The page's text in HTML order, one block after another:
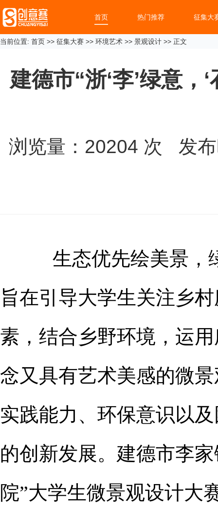
首页 热门推荐 征集大
当前位置: 首页 >> 征集大赛 >> 环境艺术 >> 景观设计 >> 正文
建德市“浙‘李’绿意，
浏览量： 20204 次 发布
生态优先绘美景，
旨在引导大学生关注乡
素，结合乡野环境，运
念又具有艺术美感的微
实践能力、环保意识以
的创新发展。建德市李家
院”大学生微景观设计大